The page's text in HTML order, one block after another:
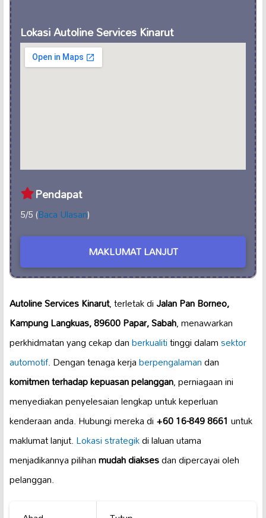
Lokasi Autoline Services Kinarut
Pendapat
5/5 (Baca Ulasan)
MAKLUMAT LANJUT
Autoline Services Kinarut, terletak diJalan Pan Borneo,
Kampung Langkuas, 89600 Papar, Sabah, menawarkan
perkhidmatan yang cekap danberkualititinggi dalamsektor
automotif. Dengan tenaga kerjaberpengalamandan
komitmen terhadap kepuasan pelanggan, perniagaan ini
menyediakan penyelesaian lengkap untuk keperluan
kenderaan anda. Hubungi mereka di+60 16-849 8661 untuk
maklumat lanjut.Lokasi strategikdi laluan utama
menjadikannya pilihanmudah diaksesdan dipercayai oleh
pelanggan.